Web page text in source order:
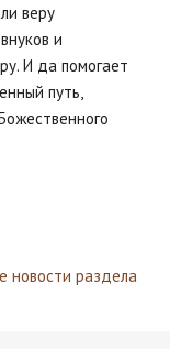
веру
и
И да помогает
путь,
новости раздела